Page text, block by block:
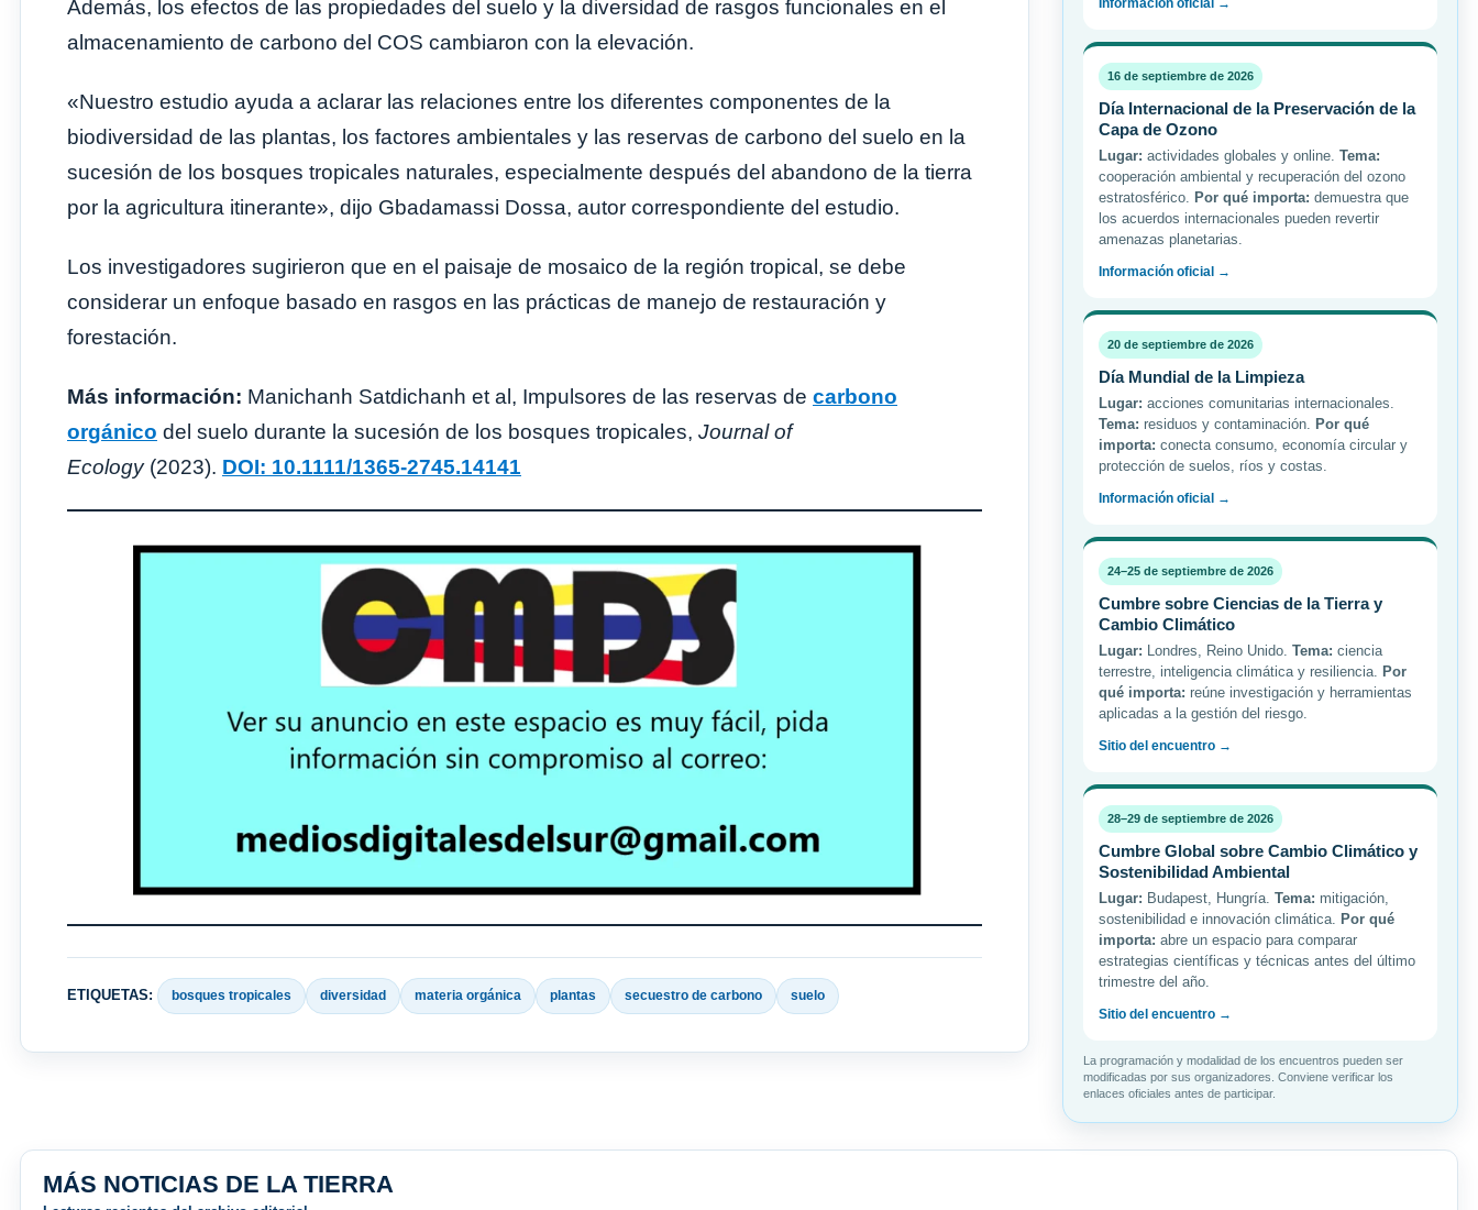
Además, los efectos de las propiedades del suelo y la diversidad de rasgos funcionales en el
almacenamiento de carbono del COS cambiaron con la elevación.
«Nuestro estudio ayuda a aclarar las relaciones entre los diferentes componentes de la
biodiversidad de las plantas, los factores ambientales y las reservas de carbono del suelo en la
sucesión de los bosques tropicales naturales, especialmente después del abandono de la tierra
por la agricultura itinerante», dijo Gbadamassi Dossa, autor correspondiente del estudio.
Los investigadores sugirieron que en el paisaje de mosaico de la región tropical, se debe
considerar un enfoque basado en rasgos en las prácticas de manejo de restauración y
forestación.
Más información: Manichanh Satdichanh et al, Impulsores de las reservas de carbono
orgánico del suelo durante la sucesión de los bosques tropicales, Journal of
Ecology(2023). DOI: 10.1111/1365-2745.14141
ETIQUETAS: bosques tropicales diversidad materia orgánica plantas secuestro de carbono suelo
Información oficial →
16 de septiembre de 2026
Día Internacional de la Preservación de la
Capa de Ozono
Lugar: actividades globales y online. Tema:
cooperación ambiental y recuperación del ozono
estratosférico. Por qué importa: demuestra que
los acuerdos internacionales pueden revertir
amenazas planetarias.
Información oficial →
20 de septiembre de 2026
Día Mundial de la Limpieza
Lugar: acciones comunitarias internacionales.
Tema: residuos y contaminación. Por qué
importa: conecta consumo, economía circular y
protección de suelos, ríos y costas.
Información oficial →
24–25 de septiembre de 2026
Cumbre sobre Ciencias de la Tierra y
Cambio Climático
Lugar: Londres, Reino Unido. Tema: ciencia
terrestre, inteligencia climática y resiliencia. Por
qué importa: reúne investigación y herramientas
aplicadas a la gestión del riesgo.
Sitio del encuentro →
28–29 de septiembre de 2026
Cumbre Global sobre Cambio Climático y
Sostenibilidad Ambiental
Lugar: Budapest, Hungría. Tema: mitigación,
sostenibilidad e innovación climática. Por qué
importa: abre un espacio para comparar
estrategias científicas y técnicas antes del último
trimestre del año.
Sitio del encuentro →
La programación y modalidad de los encuentros pueden ser
modificadas por sus organizadores. Conviene verificar los
enlaces oficiales antes de participar.
MÁS NOTICIAS DE LA TIERRA